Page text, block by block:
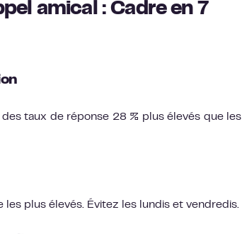
amical : Cadre en 7
taux de réponse 28 % plus élevés que les
plus élevés. Évitez les lundis et vendredis.